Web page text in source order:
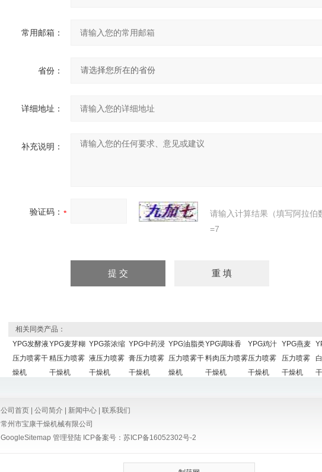
常用邮箱：
省份：
详细地址：
补充说明：
验证码：
请输入计算结果（填写阿拉伯
=7
相关同类产品：
YPG发酵液
压力喷雾干
燥机
YPG麦芽糊
精压力喷雾
干燥机
YPG茶浓缩
液压力喷雾
干燥机
YPG中药浸
膏压力喷雾
干燥机
YPG油脂类
压力喷雾干
燥机
YPG调味香
料肉压力喷雾
干燥机
YPG鸡汁
压力喷雾
干燥机
YPG燕麦
压力喷雾
干燥机
公司首页 公司简介 新闻中心
联系我们
常州市宝康干燥机械有限公司
GoogleSitemap 管理登陆 ICP备案号： 苏ICP备16052302号-2